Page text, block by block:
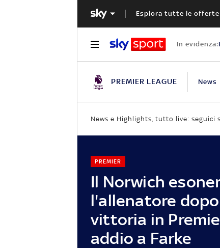
Esplora tutte le offerte
In evidenza:
PREMIER LEAGUE News
News e Highlights, tutto live: seguici
Il Norwich
l'allenatore
vittoria in
addio a Farke
PREMIER